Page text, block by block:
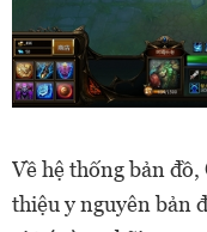
Về hệ thống bản đồ,
thiệu y nguyên bản